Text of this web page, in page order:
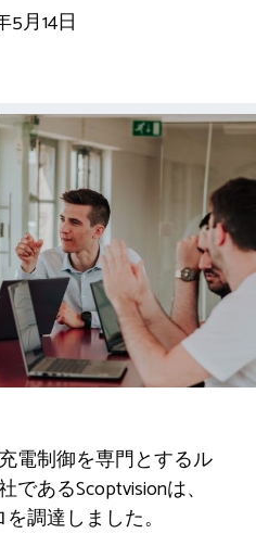
5月14日
電制御を専門とするル
あるScoptvisionは、
調達しました。